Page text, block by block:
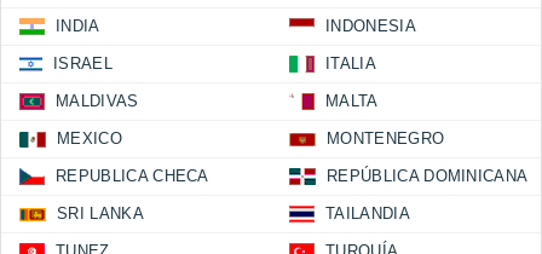
INDIA INDONESIA
ISRAEL ITALIA
MALDIVAS MALTA
MEXICO MONTENEGRO
REPUBLICA CHECA REPÚBLICA DOMINICANA
SRI LANKA TAILANDIA